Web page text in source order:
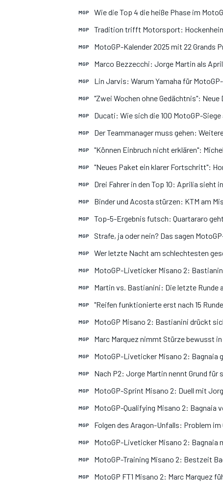
MGP Wie die Top 4 die heiße Phase im
MGP Tradition trifft Motorsport:
MGP MotoGP-Kalender 2025 mit 22 Grands
MGP Marco Bezzecchi: Jorge Martin als
MGP Lin Jarvis: Warum Yamaha für
MGP "Zwei Wochen ohne Gedächtnis":
MGP Ducati: Wie sich die 100 MotoGP-
MGP Der Teammanager muss gehen:
MGP "Können Einbruch nicht erklären":
MGP "Neues Paket ein klarer Fortschritt":
MGP Drei Fahrer in den Top 10: Aprilia sieht
MGP Binder und Acosta stürzen: KTM am
MGP Top-5-Ergebnis futsch: Quartararo
MGP Strafe, ja oder nein? Das sagen
MGP Wer letzte Nacht am schlechtesten
MGP MotoGP-Liveticker Misano 2:
MGP Martin vs. Bastianini: Die letzte Runde
MGP "Reifen funktionierte erst nach 15
MGP MotoGP Misano 2: Bastianini drückt
MGP Marc Marquez nimmt Stürze bewusst
MGP MotoGP-Liveticker Misano 2: Bagnaia
MGP Nach P2: Jorge Martin nennt Grund für
MGP MotoGP-Sprint Misano 2: Duell mit
MGP MotoGP-Qualifying Misano 2: Bagnaia
MGP Folgen des Aragon-Unfalls: Problem
MGP MotoGP-Liveticker Misano 2: Bagnaia
MGP MotoGP-Training Misano 2: Bestzeit
MGP MotoGP FT1 Misano 2: Marc Marquez